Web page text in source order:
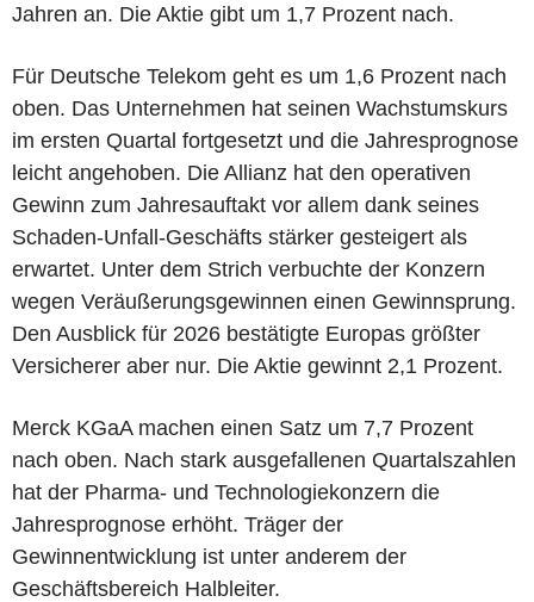
Jahren an. Die Aktie gibt um 1,7 Prozent nach.
Für Deutsche Telekom geht es um 1,6 Prozent nach
oben. Das Unternehmen hat seinen Wachstumskurs
im ersten Quartal fortgesetzt und die Jahresprognose
leicht angehoben. Die Allianz hat den operativen
Gewinn zum Jahresauftakt vor allem dank seines
Schaden-Unfall-Geschäfts stärker gesteigert als
erwartet. Unter dem Strich verbuchte der Konzern
wegen Veräußerungsgewinnen einen Gewinnsprung.
Den Ausblick für 2026 bestätigte Europas größter
Versicherer aber nur. Die Aktie gewinnt 2,1 Prozent.
Merck KGaA machen einen Satz um 7,7 Prozent
nach oben. Nach stark ausgefallenen Quartalszahlen
hat der Pharma- und Technologiekonzern die
Jahresprognose erhöht. Träger der
Gewinnentwicklung ist unter anderem der
Geschäftsbereich Halbleiter.